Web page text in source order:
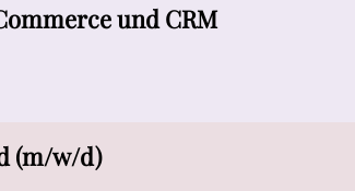
und CRM
(m/w/d)